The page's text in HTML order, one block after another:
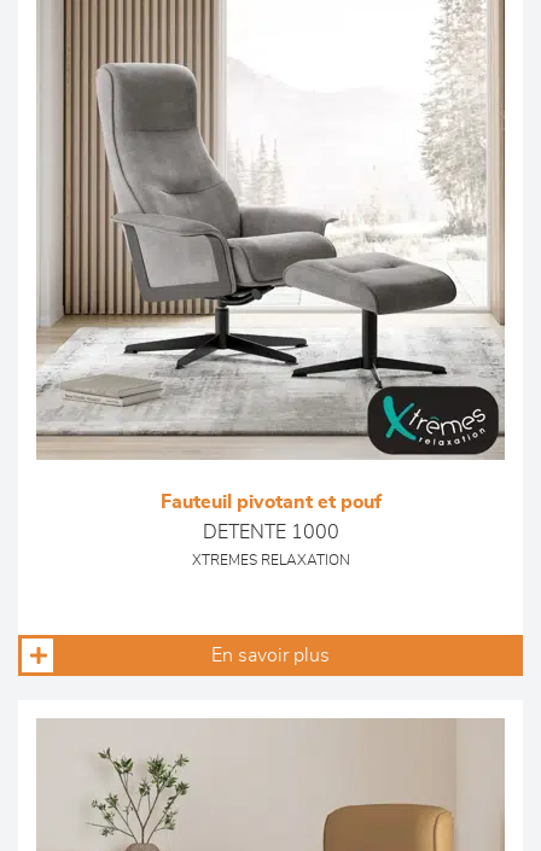
Fauteuil pivotant et pouf
DETENTE 1000
XTREMES RELAXATION
En savoir plus